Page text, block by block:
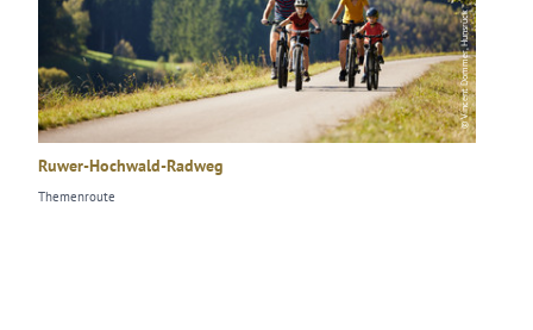
© Vincent Dommer, Hunsrück
Ruwer-Hochwald-Radweg
Themenroute